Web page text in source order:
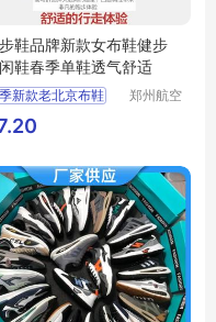
鞋品牌新款女布鞋健步
鞋春季单鞋透气舒适
新款老北京布鞋
运动单鞋健步鞋
摊货源休闲鞋
郑州航空